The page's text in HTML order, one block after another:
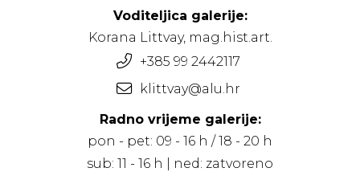
Voditeljica galerije:
Korana Littvay, mag.hist.art.
+385 99 2442117
klittvay@alu.hr
Radno vrijeme galerije:
pon - pet: 09 - 16 h / 18 - 20 h
sub: 11 - 16 h | ned: zatvoreno